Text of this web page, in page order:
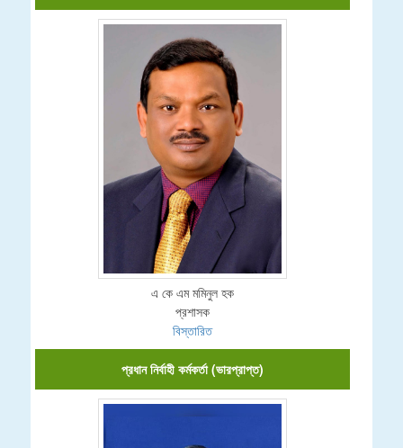
এ কে এম মমিনুল হক
প্রশাসক
বিস্তারিত
প্রধান নির্বাহী কর্মকর্তা (ভারপ্রাপ্ত)